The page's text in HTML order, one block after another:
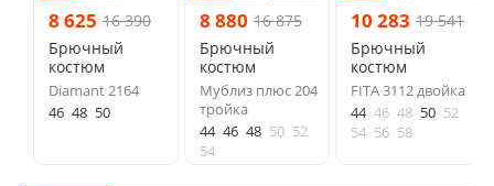
8 625 16 390
Брючный
костюм
Diamant 2164
46 48 50
8 880 16 875
Брючный
костюм
Мублиз плюс 204
тройка
44 46 48 50 52
54
10 283 19 541
Брючный
костюм
FITA 3112 двойка
44 46 48 50 52
54 56 58